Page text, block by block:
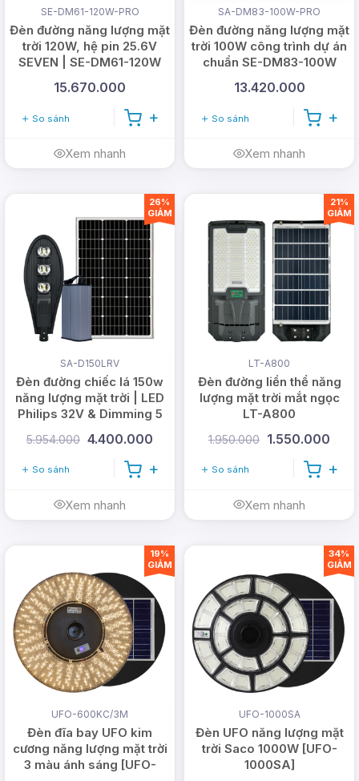
SE-DM61-120W-PRO
Đèn đường năng lượng mặt
trời 120W, hệ pin 25.6V
SEVEN | SE-DM61-120W
15.670.000
So sánh
Xem nhanh
SA-DM83-100W-PRO
Đèn đường năng lượng mặt
trời 100W công trình dự án
chuẩn SE-DM83-100W
13.420.000
So sánh
Xem nhanh
SA-D150LRV
Đèn đường chiếc lá 150w
năng lượng mặt trời | LED
Philips 32V & Dimming 5
5.954.000 4.400.000
So sánh
Xem nhanh
26%
GIẢM
LT-A800
Đèn đường liền thể năng
lượng mặt trời mắt ngọc
LT-A800
1.950.000 1.550.000
So sánh
Xem nhanh
21%
GIẢM
UFO-600KC/3M
Đèn đĩa bay UFO kim
cương năng lượng mặt trời
3 màu ánh sáng [UFO-
19%
GIẢM
UFO-1000SA
Đèn UFO năng lượng mặt
trời Saco 1000W [UFO-
1000SA]
34%
GIẢM